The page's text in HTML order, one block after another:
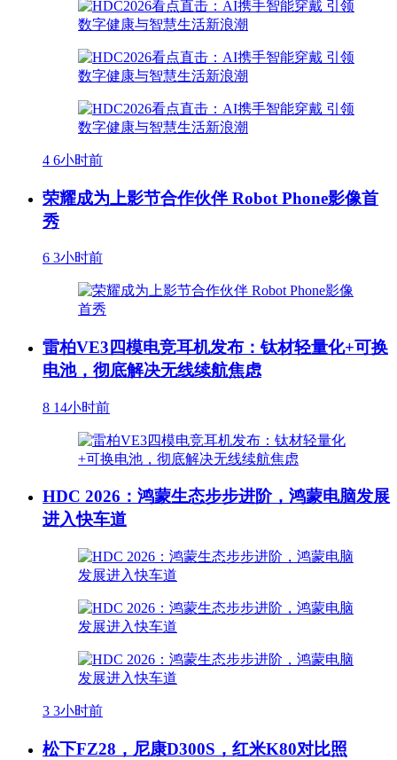
4 6小时前
荣耀成为上影节合作伙伴 Robot Phone影像首
秀
6 3小时前
雷柏VE3四模电竞耳机发布：钛材轻量化+可换
电池，彻底解决无线续航焦虑
8 14小时前
HDC 2026：鸿蒙生态步步进阶，鸿蒙电脑发展
进入快车道
3 3小时前
松下FZ28，尼康D300S，红米K80对比照